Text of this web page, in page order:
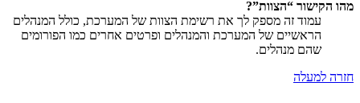
מהו הקישור “הצוות”?
עמוד זה מספק לך את רשימת הצוות של המערכת, כולל המנהלים
הראשיים של המערכת והמנהלים ופרטים אחרים כמו הפורומים
שהם מנהלים.
חזרה למעלה